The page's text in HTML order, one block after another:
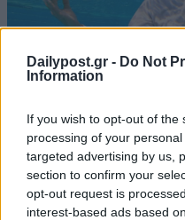
Dailypost.gr - Do Not
Information
If you wish to opt-out of
processing of your
targeted advertising by us,
section to confirm your
opt-out request is
interest-based ads based